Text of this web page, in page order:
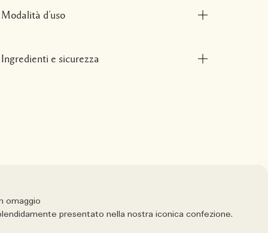
Modalità d’uso
Ingredienti e sicurezza
omaggio
presentato nella nostra iconica confezione.